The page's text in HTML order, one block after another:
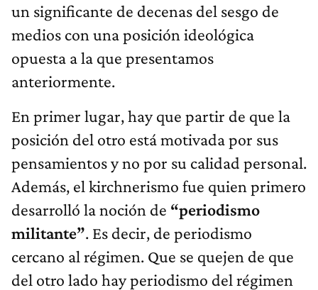
un significante de decenas del sesgo de
medios con una posición ideológica
opuesta a la que presentamos
anteriormente.
En primer lugar, hay que partir de que la
posición del otro está motivada por sus
pensamientos y no por su calidad personal.
Además, el kirchnerismo fue quien primero
desarrolló la noción de “periodismo
militante”. Es decir, de periodismo
cercano al régimen. Que se quejen de que
del otro lado hay periodismo del régimen